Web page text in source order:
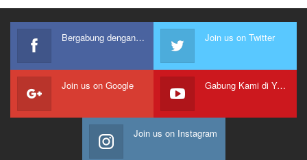
Bergabung dengan kami Join us on Twitter
Join us on Google Gabung Kami di Youtube
Join us on Instagram